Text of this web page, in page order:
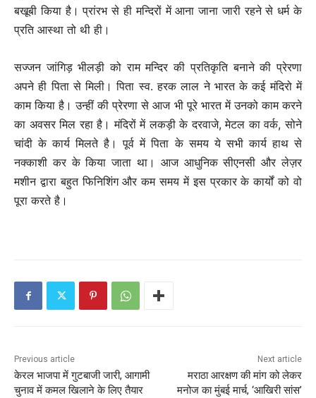
बखूबी किया है। प्रांरभ से ही मन्दिरों में आना जाना जारी रहने से धर्म के
प्रति आस्था तो थी ही।
सज्जन जांगिड़ भीलड़ी को राम मन्दिर की प्रतिकृति बनाने की प्रेरणा
अपने ही पिता से मिली। पिता स्व. हरक लाल ने भारत के कई मंदिरो में
काम किया है। उन्हीं की प्रेरणा से आज भी पूरे भारत में उनको काम करने
का अवसर मिल रहा है। मंदिरों में लकड़ी के दरवाजे, मेटल का वर्क, सोने
चांदी के कार्य मिलते है। पूर्व में पिता के समय ये सभी कार्य हाथ से
नक्काशी कर के किया जाता था। आज आधुनिक सीएनसी और लेज़र
मशीन द्वारा बहुत फिनिशिंग और कम समय में इस प्रकार के कार्यों को वो
पूरा करते है।
Previous article
केरल भाजपा में गुटबाजी जारी, आगामी
चुनाव में कमल खिलाने के लिए तैयार
Next article
मराठा आरक्षण की मांग को लेकर
मनोज का मुंबई मार्च, ‘आखिरी सांस’